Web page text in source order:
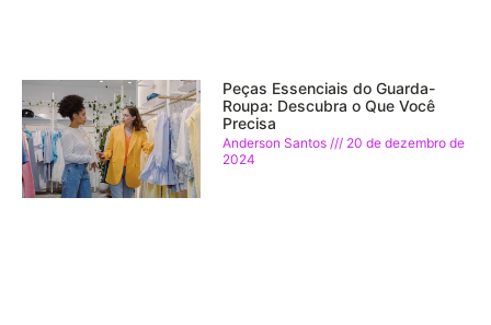
Peças Essenciais do Guarda-
Roupa: Descubra o Que Você
Precisa
Anderson Santos
20 de dezembro de
2024